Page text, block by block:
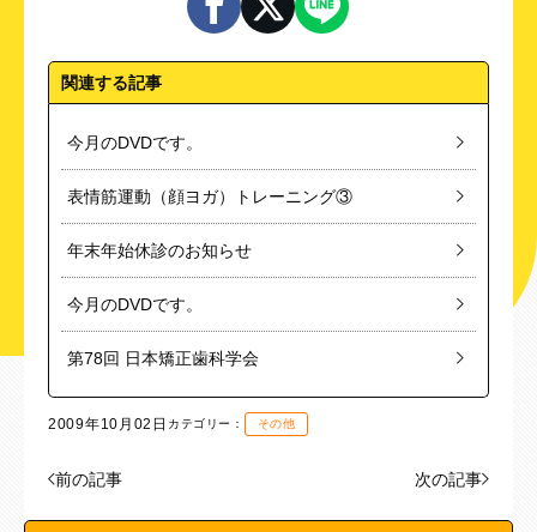
関連する記事
今月のDVDです。
表情筋運動（顔ヨガ）トレーニング③
年末年始休診のお知らせ
今月のDVDです。
第78回 日本矯正歯科学会
2009年10月02日 カテゴリー： その他
前の記事 次の記事